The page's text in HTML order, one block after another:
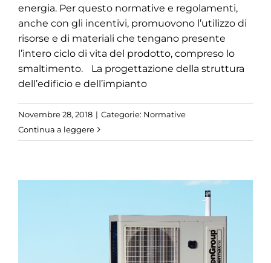
energia. Per questo normative e regolamenti,
anche con gli incentivi, promuovono l’utilizzo di
risorse e di materiali che tengano presente
l’intero ciclo di vita del prodotto, compreso lo
smaltimento. La progettazione della struttura
dell’edificio e dell’impianto
Novembre 28, 2018 | Categorie: Normative
Continua a leggere